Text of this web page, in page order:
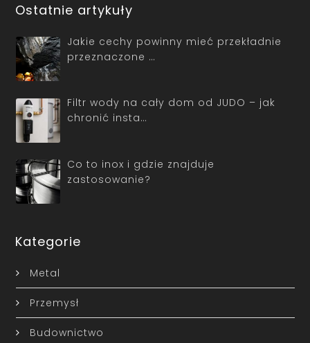
Ostatnie artykuły
Jakie cechy powinny mieć przekładnie
przeznaczone …
Filtr wody na cały dom od JUDO – jak
chronić insta…
Co to inox i gdzie znajduje
zastosowanie?
Kategorie
Metal
Przemysł
Budownictwo